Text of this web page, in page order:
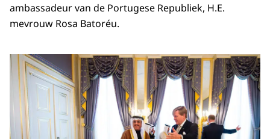
ambassadeur van de Portugese Republiek, H.E.
mevrouw Rosa Batoréu.